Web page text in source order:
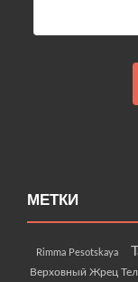
МЕТКИ
Rimma Pesotskaya
Верховный Жрец